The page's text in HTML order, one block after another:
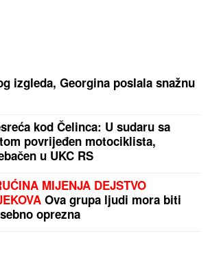
izgleda, Georgina poslala snažnu
kod Čelinca: U sudaru sa
povrijeđen motociklista,
u UKC RS
MIJENJA DEJSTVO
Ova grupa ljudi mora biti
oprezna